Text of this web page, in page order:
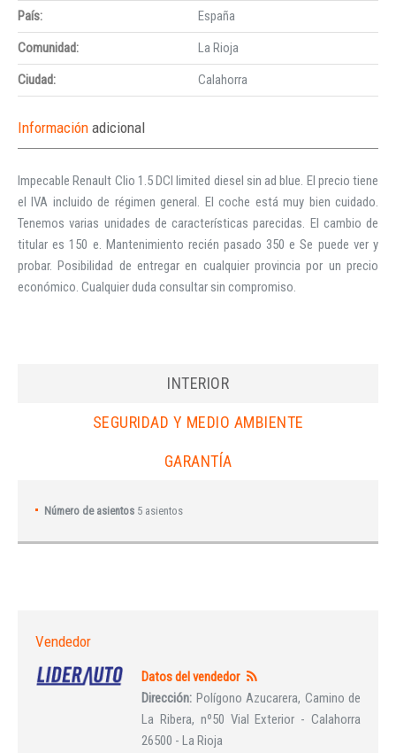
País:
España
Comunidad:
La Rioja
Ciudad:
Calahorra
Información adicional
Impecable Renault Clio 1.5 DCI limited diesel sin ad blue. El precio tiene
el IVA incluido de régimen general. El coche está muy bien cuidado.
Tenemos varias unidades de características parecidas. El cambio de
titular es 150 e. Mantenimiento recién pasado 350 e Se puede ver y
probar. Posibilidad de entregar en cualquier provincia por un precio
económico. Cualquier duda consultar sin compromiso.
INTERIOR
SEGURIDAD Y MEDIO AMBIENTE
GARANTÍA
Número de asientos 5 asientos
Vendedor
Datos del vendedor
Dirección: Polígono Azucarera, Camino de
La Ribera, nº50 Vial Exterior - Calahorra
26500 - La Rioja